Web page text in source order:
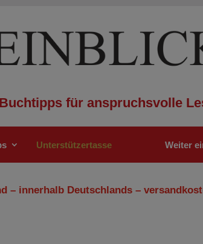
für anspruchsvolle
Unterstützertasse Weiter
– innerhalb Deutschlands –